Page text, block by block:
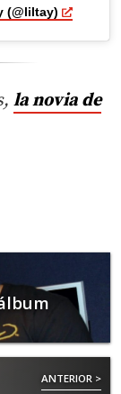
(@liltay)
la novia de
ANTERIOR >